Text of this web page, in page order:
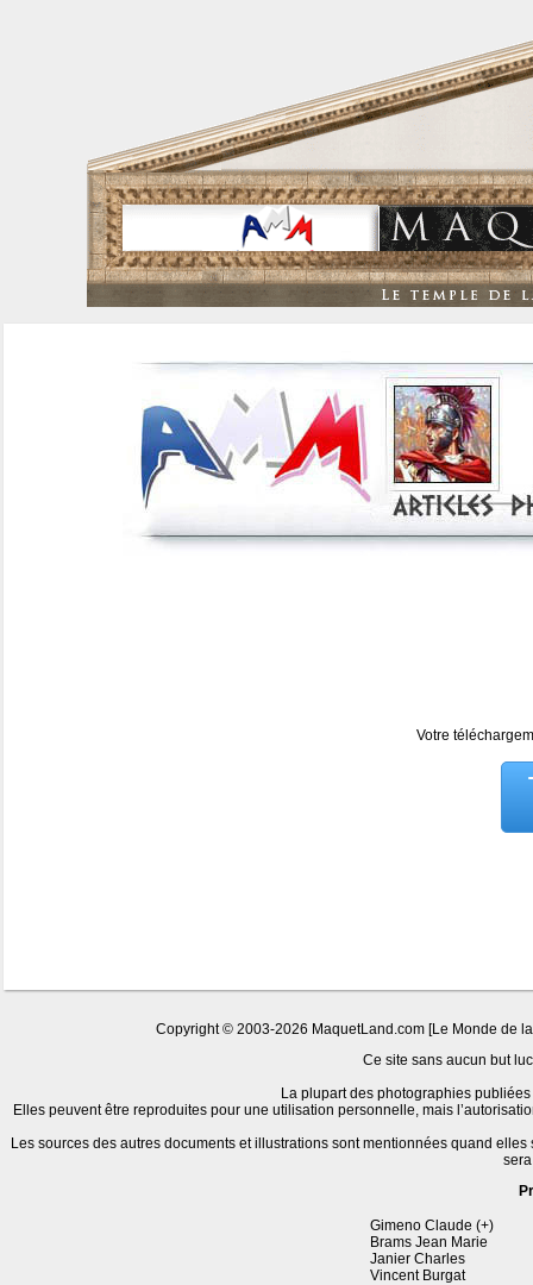
Votre
Copyright © 2003-2026 MaquetLand.com [Le Monde de
Ce site sans aucun but
La plupart des photographies
Elles peuvent être reproduites pour une utilisation personnelle, mais
Les sources des autres documents et illustrations sont mentionnées quand
Gimeno Claude (+)
Brams Jean Marie
Janier Charles
Vincent Burgat